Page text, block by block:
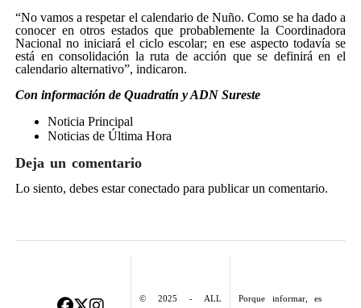
“No vamos a respetar el calendario de Nuño. Como se ha dado a
conocer en otros estados que probablemente la Coordinadora
Nacional no iniciará el ciclo escolar; en ese aspecto todavía se
está en consolidación la ruta de acción que se definirá en el
calendario alternativo”, indicaron.
Con información de Quadratín y ADN Sureste
Noticia Principal
Noticias de Última Hora
Deja un comentario
Lo siento, debes estarconectadopara publicar un comentario.
© 2025 - ALL
Porque informar, es